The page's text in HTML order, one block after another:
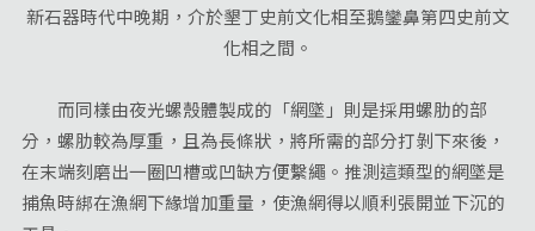
新石器時代中晚期，介於墾丁史前文化相至鵝鑾鼻第四史前文
化相之間。
而同樣由夜光螺殼體製成的「網墜」則是採用螺肋的部
分，螺肋較為厚重，且為長條狀，將所需的部分打剝下來後，
在末端刻磨出一圈凹槽或凹缺方便繫繩。推測這類型的網墜是
捕魚時綁在漁網下緣增加重量，使漁網得以順利張開並下沉的